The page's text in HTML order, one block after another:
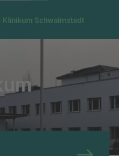
Schwalmstadt